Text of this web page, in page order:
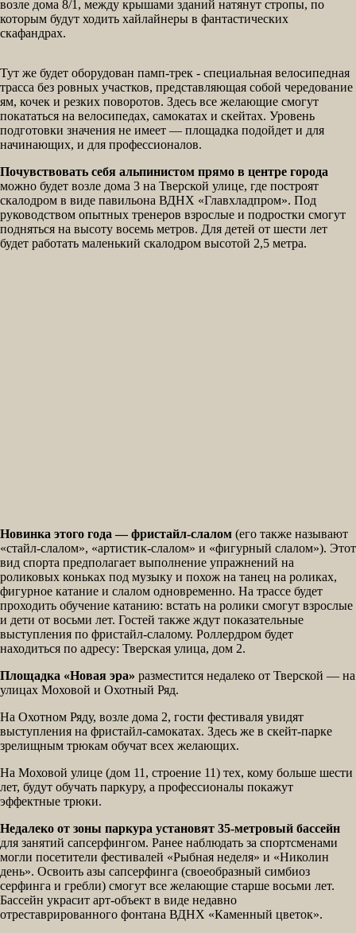
возле дома 8/1, между крышами зданий натянут стропы, по
которым будут ходить хайлайнеры в фантастических
скафандрах.
Тут же будет оборудован памп-трек - специальная велосипедная
трасса без ровных участков, представляющая собой чередование
ям, кочек и резких поворотов. Здесь все желающие смогут
покататься на велосипедах, самокатах и скейтах. Уровень
подготовки значения не имеет — площадка подойдет и для
начинающих, и для профессионалов.
Почувствовать себя альпинистом прямо в центре города
можно будет возле дома 3 на Тверской улице, где построят
скалодром в виде павильона ВДНХ «Главхладпром». Под
руководством опытных тренеров взрослые и подростки смогут
подняться на высоту восемь метров. Для детей от шести лет
будет работать маленький скалодром высотой 2,5 метра.
Новинка этого года — фристайл-слалом (его также называют
«стайл-слалом», «артистик-слалом» и «фигурный слалом»). Этот
вид спорта предполагает выполнение упражнений на
роликовых коньках под музыку и похож на танец на роликах,
фигурное катание и слалом одновременно. На трассе будет
проходить обучение катанию: встать на ролики смогут взрослые
и дети от восьми лет. Гостей также ждут показательные
выступления по фристайл-слалому. Роллердром будет
находиться по адресу: Тверская улица, дом 2.
Площадка «Новая эра» разместится недалеко от Тверской — на
улицах Моховой и Охотный Ряд.
На Охотном Ряду, возле дома 2, гости фестиваля увидят
выступления на фристайл-самокатах. Здесь же в скейт-парке
зрелищным трюкам обучат всех желающих.
На Моховой улице (дом 11, строение 11) тех, кому больше шести
лет, будут обучать паркуру, а профессионалы покажут
эффектные трюки.
Недалеко от зоны паркура установят 35-метровый бассейн
для занятий сапсерфингом. Ранее наблюдать за спортсменами
могли посетители фестивалей «Рыбная неделя» и «Николин
день». Освоить азы сапсерфинга (своеобразный симбиоз
серфинга и гребли) смогут все желающие старше восьми лет.
Бассейн украсит арт-объект в виде недавно
отреставрированного фонтана ВДНХ «Каменный цветок».